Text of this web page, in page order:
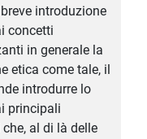
introduzione
concetti
in generale la
etica come tale, il
introdurre lo
principali
al di là delle